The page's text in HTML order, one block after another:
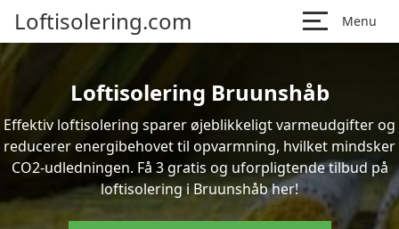
Loftisolering.com Menu
Loftisolering Bruunshåb
Effektiv loftisolering sparer øjeblikkeligt varmeudgifter og
reducerer energibehovet til opvarmning, hvilket mindsker
CO2-udledningen. Få 3 gratis og uforpligtende tilbud på
loftisolering i Bruunshåb her!